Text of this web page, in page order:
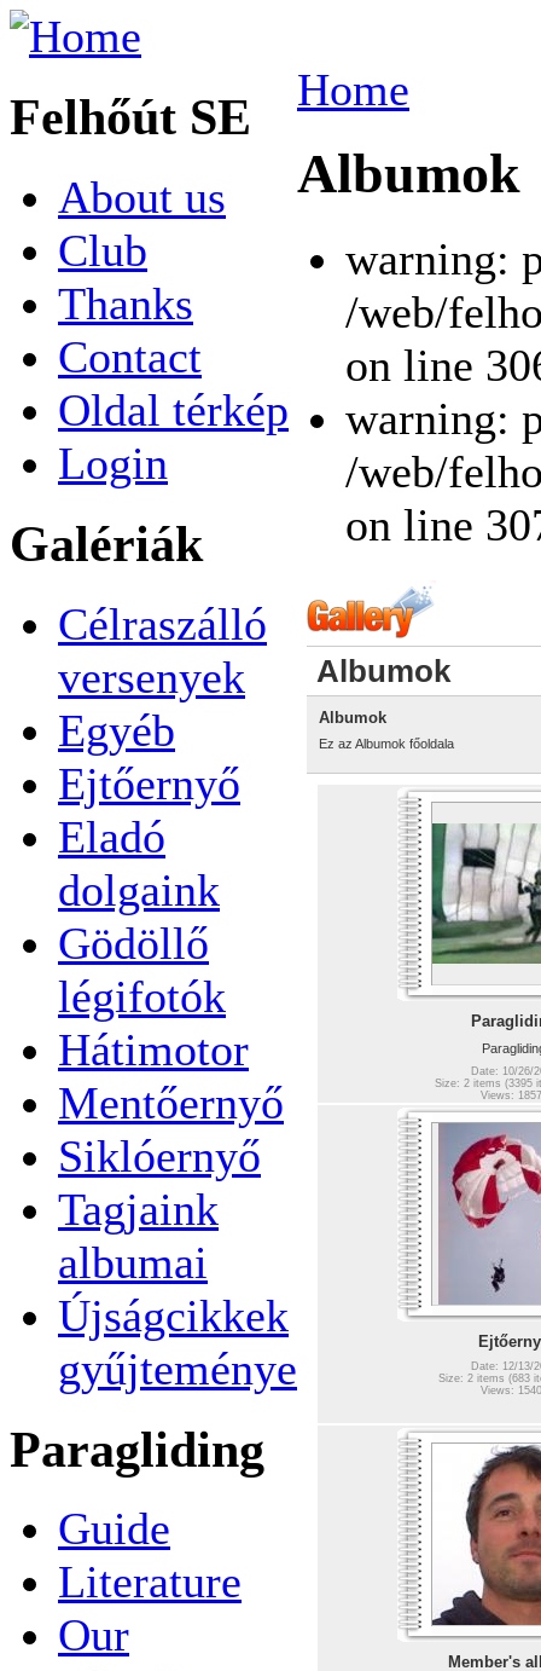
Felhőút SE
About us
Club
Thanks
Contact
Oldal térkép
Login
Galériák
Célraszálló
versenyek
Egyéb
Ejtőernyő
Eladó
dolgaink
Gödöllő
légifotók
Hátimotor
Mentőernyő
Siklóernyő
Tagjaink
albumai
Újságcikkek
gyűjteménye
Paragliding
Guide
Literature
Our
Home
Albumok
warning:
/web/
on line
warning:
/web/
on line
Albumok
Albumok
Ez az Albumok főoldala
Date: 10/26/
Size: 2 items (3395
Views:
Date: 12/13/
Size: 2 items (683
Views:
Member's